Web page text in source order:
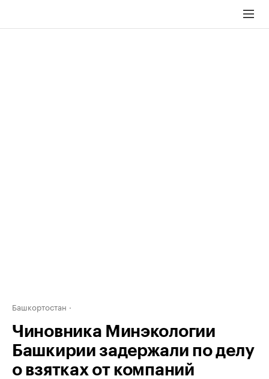
Башкортостан
Чиновника Минэкологии
Башкирии задержали по делу
о взятках от компаний